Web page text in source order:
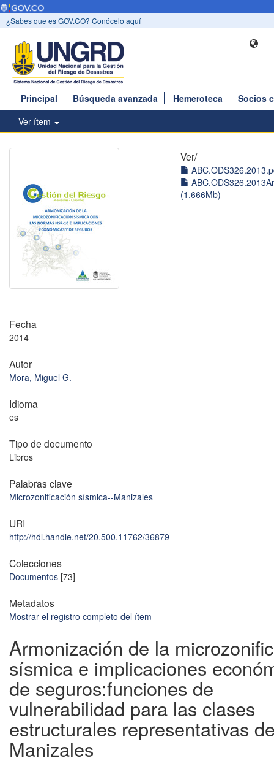
¿Sabes que es GOV.CO? Conócelo aquí
Principal Búsqueda avanzada Hemeroteca
Socios
Ver ítem
Ver/
(1.666Mb)
Fecha
2014
Autor
Mora, Miguel G.
Idioma
es
Tipo de documento
Libros
Palabras clave
Microzonificación sísmica--Manizales
URI
http://hdl.handle.net/20.500.11762/36879
Colecciones
Documentos [73]
Metadatos
Mostrar el registro completo del ítem
Armonización de la
sísmica e implicaciones
de seguros:funciones de
vulnerabilidad para las clases
estructurales representativas
Manizales